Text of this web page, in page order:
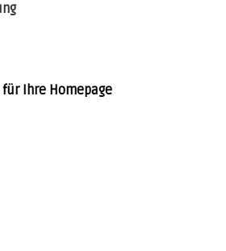
Ihre Homepage